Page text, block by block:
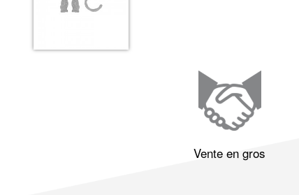
Vente en gros